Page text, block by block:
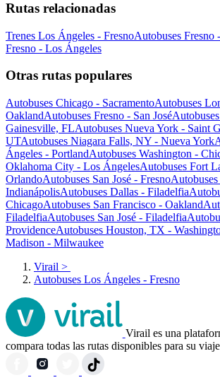
Rutas relacionadas
Trenes Los Ángeles - FresnoAutobuses Fresno
Fresno - Los Ángeles
Otras rutas populares
Autobuses Chicago - SacramentoAutobuses
OaklandAutobuses Fresno - San José
Gainesville, FLAutobuses Nueva York - Saint
UTAutobuses Niagara Falls, NY - Nueva York
Ángeles - PortlandAutobuses Washington -
Oklahoma City - Los ÁngelesAutobuses Fort
OrlandoAutobuses San José - FresnoAutobuses
IndianápolisAutobuses Dallas - Filadelfia
ChicagoAutobuses San Francisco - Oakland
FiladelfiaAutobuses San José - Filadelfia
ProvidenceAutobuses Houston, TX -
Madison - Milwaukee
Virail >
Autobuses Los Ángeles - Fresno
Virail es una
compara todas las rutas disponibles para su